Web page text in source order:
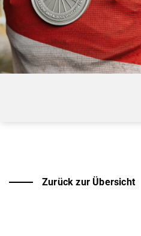
Zurück zur Übersicht